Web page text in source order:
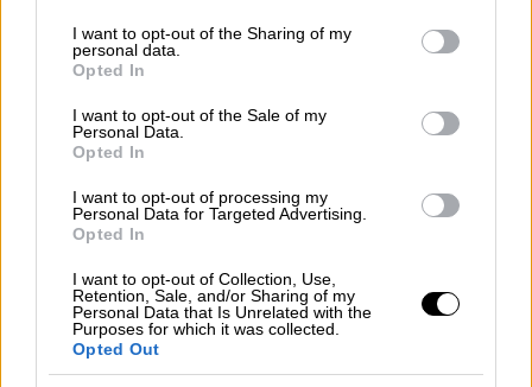
not limited to your visit or usage behaviour. You may click to
grant or deny consent to Google and its third-party tags to
use your data for below specified purposes in below Google
consent section.
I want to opt-out of the Sharing of my
personal data.
Opted In
I want to opt-out of the Sale of my
Personal Data.
Opted In
I want to opt-out of processing my
Personal Data for Targeted Advertising.
Opted In
I want to opt-out of Collection, Use,
Retention, Sale, and/or Sharing of my
Personal Data that Is Unrelated with the
Purposes for which it was collected.
Opted Out